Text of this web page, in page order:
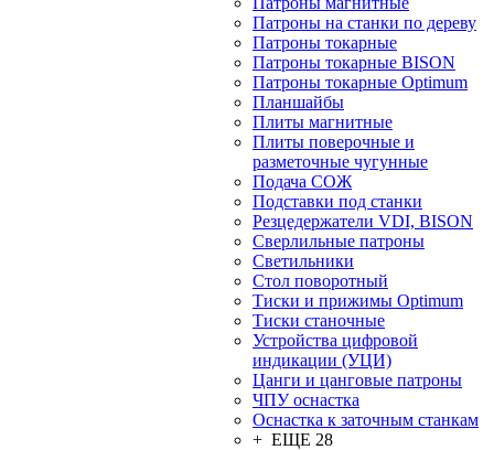
Патроны на станки по дереву
Патроны токарные
Патроны токарные BISON
Патроны токарные Optimum
Планшайбы
Плиты магнитные
Плиты поверочные и
разметочные чугунные
Подача СОЖ
Подставки под станки
Резцедержатели VDI, BISON
Сверлильные патроны
Светильники
Стол поворотный
Тиски и прижимы Optimum
Тиски станочные
Устройства цифровой
индикации (УЦИ)
Цанги и цанговые патроны
ЧПУ оснастка
Оснастка к заточным станкам
+ ЕЩЕ 28